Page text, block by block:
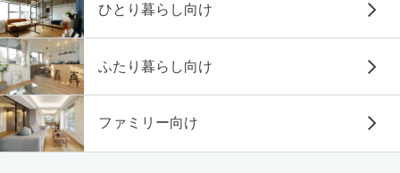
ひとり暮らし向け
ふたり暮らし向け
ファミリー向け